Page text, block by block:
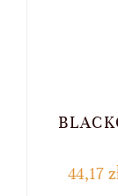
44,17